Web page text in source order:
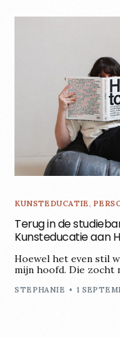
KUNSTEDUCATIE,
Terug in de
Kunsteducatie aan
Hoewel het even stil
mijn hoofd. Die zocht
STEPHANIE 1